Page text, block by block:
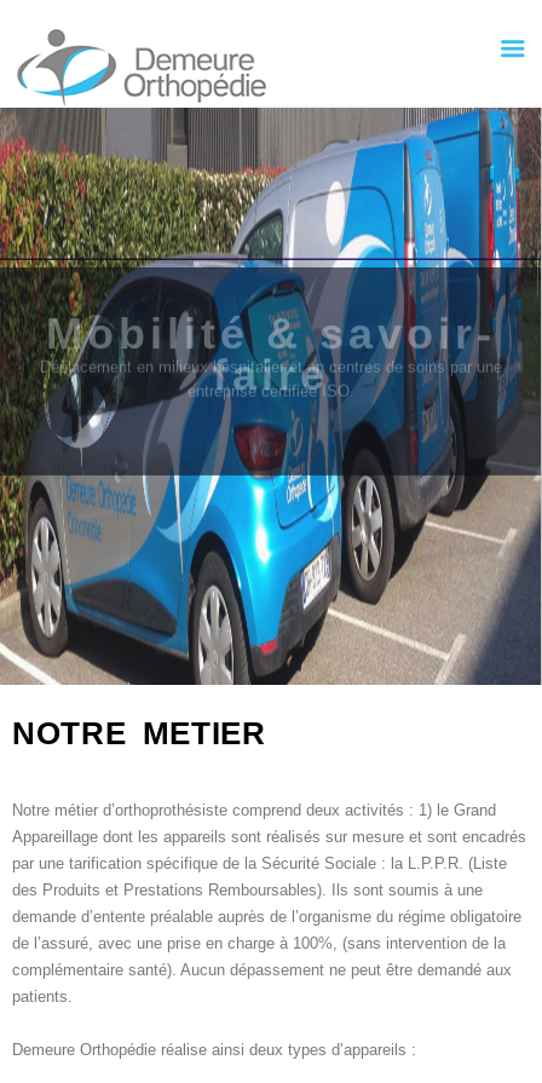
Mobilité & savoir-
faire
Déplacement en milieux hospitalier et en centres de soins par une
entreprise certifiée ISO.
NOTRE METIER
Notre métier d’orthoprothésiste comprend deux activités : 1) le Grand
Appareillage dont les appareils sont réalisés sur mesure et sont encadrés
par une tarification spécifique de la Sécurité Sociale : la L.P.P.R. (Liste
des Produits et Prestations Remboursables). Ils sont soumis à une
demande d’entente préalable auprès de l’organisme du régime obligatoire
de l’assuré, avec une prise en charge à 100%, (sans intervention de la
complémentaire santé). Aucun dépassement ne peut être demandé aux
patients.
Demeure Orthopédie réalise ainsi deux types d’appareils :